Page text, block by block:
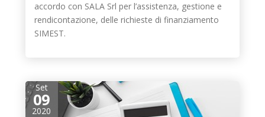
accordo con SALA Srl per l’assistenza, gestione e
rendicontazione, delle richieste di finanziamento
SIMEST.
Set
09
2020